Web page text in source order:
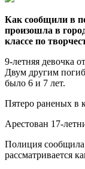
Как сообщили в
произошла в
классе по
9-летняя девочка
Двум другим
было 6 и 7 лет.
Пятеро раненых в
Арестован 17-
Полиция
рассматривается